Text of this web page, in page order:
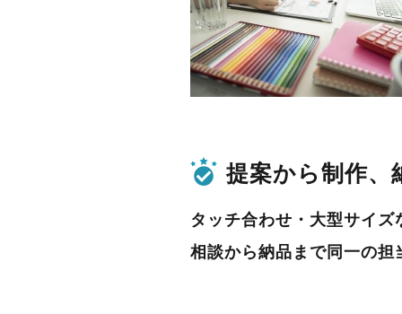
提案から制作、
タッチ合わせ・大型サイ
相談から納品まで同一の